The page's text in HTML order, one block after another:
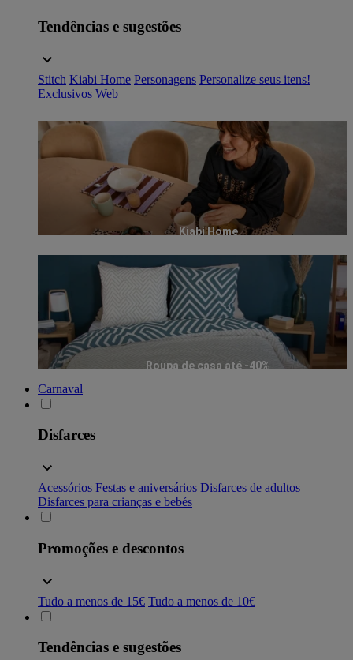
Tendências e sugestões
Stitch Kiabi Home Personagens Personalize seus itens!
Exclusivos Web
Kiabi Home
Roupa de casa até -40%
Carnaval
Disfarces
Acessórios Festas e aniversários Disfarces de adultos
Disfarces para crianças e bebés
Promoções e descontos
Tudo a menos de 15€ Tudo a menos de 10€
Tendências e sugestões